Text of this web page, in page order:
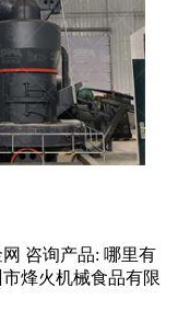
咨询产品: 哪里有
烽火机械食品有限